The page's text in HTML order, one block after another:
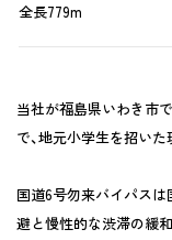
全長779m
当社が福島県いわき市
で、地元小学生を招い
国道6号勿来バイパスは
避と慢性的な渋滞の緩